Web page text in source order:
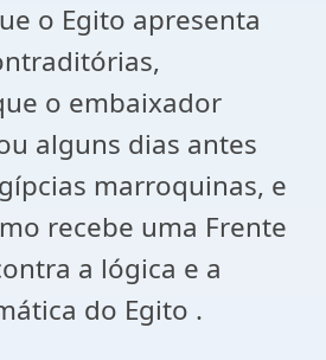
o Egito apresenta
o embaixador
alguns dias antes
marroquinas, e
recebe uma Frente
a lógica e a
do Egito .